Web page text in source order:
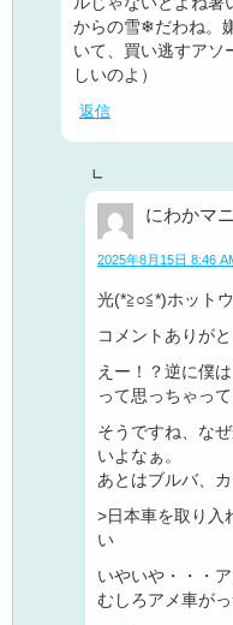
からの雪❄だわね。
いて、買い逃すアソ
しいのよ）
返信
にわかマ
2025年8月15日 8:46
光(*≧○≦*)ホット
コメントありが
えー！？逆に僕
って思っちゃっ
そうですね、な
いよなぁ。
あとはブルバ、
>日本車を取り入
い
いやいや・・・
むしろアメ車が